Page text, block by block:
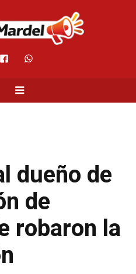
dueño de
de
robaron la